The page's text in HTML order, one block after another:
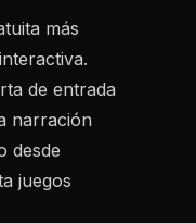
más
de entrada
narración
desde
juegos